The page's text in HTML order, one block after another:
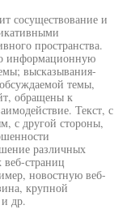
сосуществование и
пространства.
информационную
высказывания-
темы,
обращены к
Текст, с
с другой стороны,
различных
страниц
новостную веб-
крупной
др.